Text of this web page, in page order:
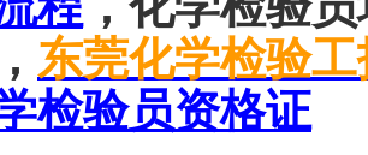
东莞化学检验
检验员资格证